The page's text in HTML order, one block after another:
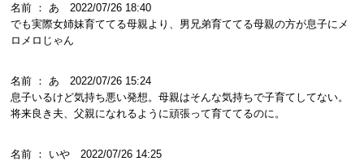
名前 ： あ 2022/07/26 18:40
でも実際女姉妹育ててる母親より、男兄弟育ててる母親の方が息子にメ
ロメロじゃん
名前 ： あ 2022/07/26 15:24
息子いるけど気持ち悪い発想。母親はそんな気持ちで子育てしてない。
将来良き夫、父親になれるように頑張って育ててるのに。
名前 ： いや 2022/07/26 14:25